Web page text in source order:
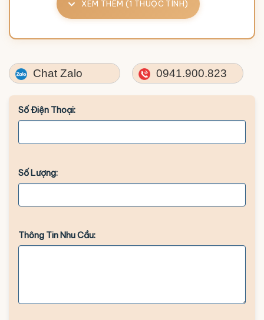
XEM THÊM (1 THUỘC TÍNH)
Chat Zalo 0941.900.823
Số Điện Thoại:
Số Lượng:
Thông Tin Nhu Cầu: